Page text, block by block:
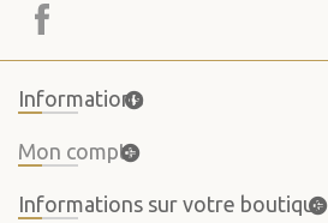
Informations
Mon compte
Informations sur votre boutique